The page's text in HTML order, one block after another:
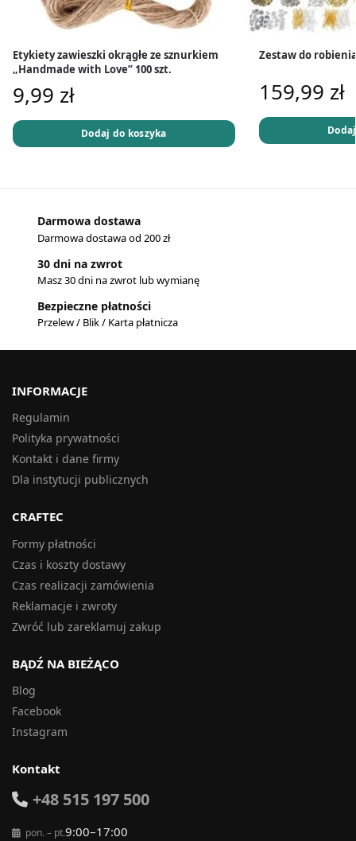
Etykiety zawieszki okrągłe ze sznurkiem
„Handmade with Love” 100 szt.
9,99 zł
Dodaj do koszyka
Zestaw do
159,99 zł
Darmowa dostawa
Darmowa dostawa od 200 zł
30 dni na zwrot
Masz 30 dni na zwrot lub wymianę
Bezpieczne płatności
Przelew / Blik / Karta płatnicza
INFORMACJE
Regulamin
Polityka prywatności
Kontakt i dane firmy
Dla instytucji publicznych
CRAFTEC
Formy płatności
Czas i koszty dostawy
Czas realizacji zamówienia
Reklamacje i zwroty
Zwróć lub zareklamuj zakup
BĄDŹ NA BIEŻĄCO
Blog
Facebook
Instagram
Kontakt
+48 515 197 500
pon. – pt.9:00–17:00